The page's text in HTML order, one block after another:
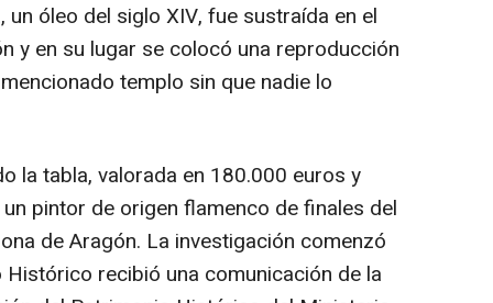
óleo del siglo XIV, fue sustraída en el
y en su lugar se colocó una reproducción
templo sin que nadie lo
la tabla, valorada en 180.000 euros y
pintor de origen flamenco de finales del
de Aragón. La investigación comenzó
recibió una comunicación de la